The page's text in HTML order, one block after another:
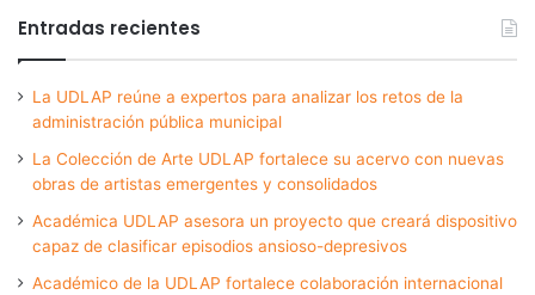
Entradas recientes
La UDLAP reúne a expertos para analizar los retos de la
administración pública municipal
La Colección de Arte UDLAP fortalece su acervo con nuevas
obras de artistas emergentes y consolidados
Académica UDLAP asesora un proyecto que creará dispositivo
capaz de clasificar episodios ansioso-depresivos
Académico de la UDLAP fortalece colaboración internacional